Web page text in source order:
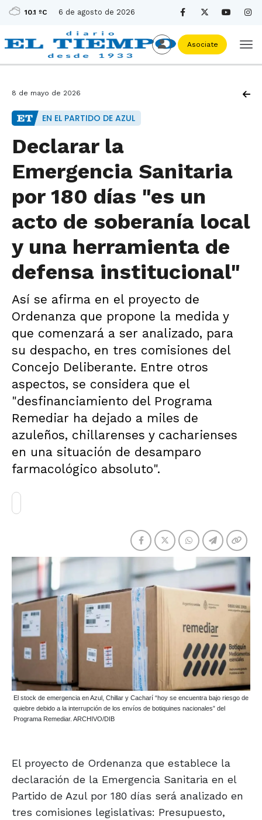
10.1 ºC 6 de agosto de 2026
Asociate
8 de mayo de 2026
EN EL PARTIDO DE AZUL
Declarar la
Emergencia Sanitaria
por 180 días "es un
acto de soberanía local
y una herramienta de
defensa institucional"
Así se afirma en el proyecto de
Ordenanza que propone la medida y
que comenzará a ser analizado, para
su despacho, en tres comisiones del
Concejo Deliberante. Entre otros
aspectos, se considera que el
"desfinanciamiento del Programa
Remediar ha dejado a miles de
azuleños, chillarenses y cacharienses
en una situación de desamparo
farmacológico absoluto".
El stock de emergencia en Azul, Chillar y Cacharí “hoy se encuentra bajo riesgo de
quiebre debido a la interrupción de los envíos de botiquines nacionales” del
Programa Remediar. ARCHIVO/DIB
El proyecto de Ordenanza que establece la
declaración de la Emergencia Sanitaria en el
Partido de Azul por 180 días será analizado en
tres comisiones legislativas: Presupuesto,